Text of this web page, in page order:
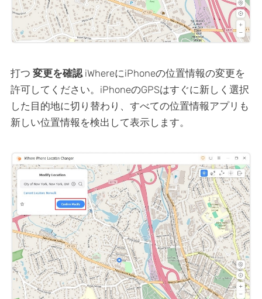
打つ 変更を確認iWhereにiPhoneの位置情報の変更を
許可してください。iPhoneのGPSはすぐに新しく選択
した目的地に切り替わり、すべての位置情報アプリも
新しい位置情報を検出して表示します。